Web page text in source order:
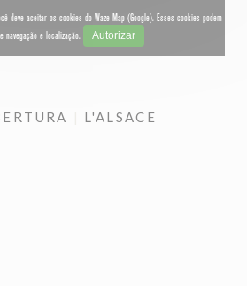
deve aceitar os cookies do Waze Map (Google). Esses cookies podem
navegação e localização.
Autorizar
L'ALSACE